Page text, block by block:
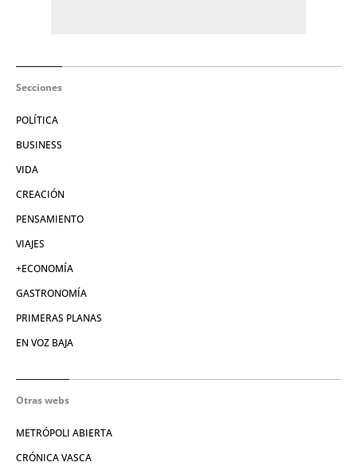
Secciones
POLÍTICA
BUSINESS
VIDA
CREACIÓN
PENSAMIENTO
VIAJES
+ECONOMÍA
GASTRONOMÍA
PRIMERAS PLANAS
EN VOZ BAJA
Otras webs
METRÓPOLI ABIERTA
CRÓNICA VASCA